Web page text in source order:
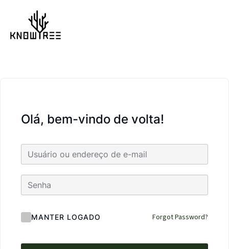
Olá, bem-vindo de volta!
MANTER LOGADO Forgot Password?